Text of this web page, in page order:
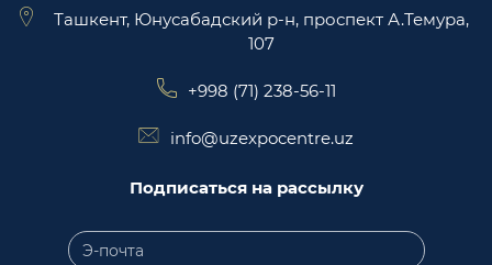
Ташкент, Юнусабадский р-н, проспект А.Темура,
107
+998 (71) 238-56-11
info@uzexpocentre.uz
Подписаться на рассылку